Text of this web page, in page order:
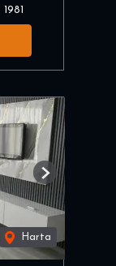
1981
Harta
Next